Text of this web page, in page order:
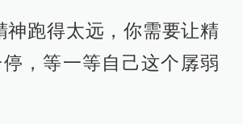
神跑得太远，你需要让精
，等一等自己这个孱弱